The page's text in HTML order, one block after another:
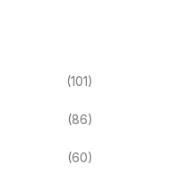
(101)
(86)
(60)